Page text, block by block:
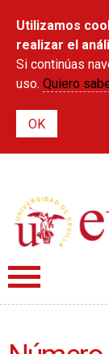
Utilizamos
realizar el
Si continúas
uso. Quiero